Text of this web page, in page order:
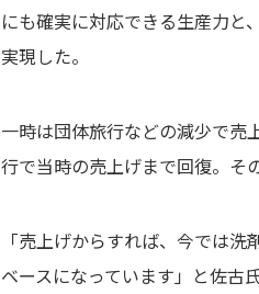
にも確実に対応できる生産力と
実現した。
一時は団体旅行などの減少で売
行で当時の売上げまで回復。そ
「売上げからすれば、今では
ベースになっています」と佐古